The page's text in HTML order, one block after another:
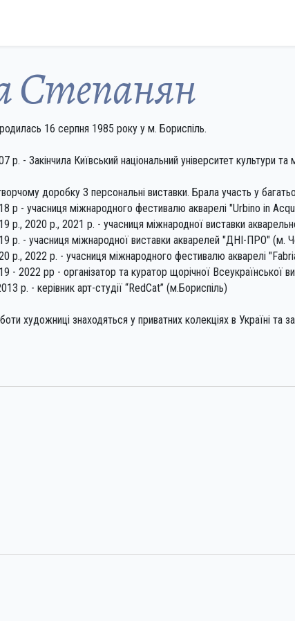
Степанян
16 серпня 1985 року у м. Бориспiль.
р. - Закінчила Київський національний університет культури
доробку 3 персональні виставки. Брала участь у
р - учасниця міжнародного фестивалю акварелі "Urbino in
р., 2020 p., 2021 р. - учасниця міжнародної виставки
р. - учасниця міжнародної виставки акварелей "ДНІ-ПРО" (м.
р., 2022 р. - учасниця міжнародного фестивалю акварелі
- 2022 рр - організатор та куратор щорічної Всеукраїнської
р. - керівник арт-студії “RedCat” (м.Бориспіль)
художниці знаходяться у приватних колекціях в Україні